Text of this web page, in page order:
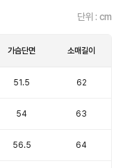
단위 : cm
가슴단면 소매길이
51.5 62
54 63
56.5 64